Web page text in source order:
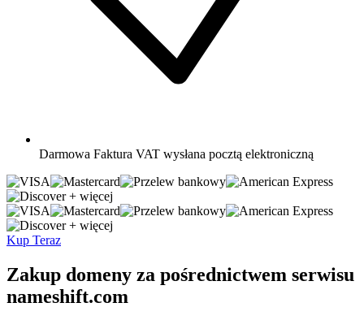
Darmowa Faktura VAT wysłana pocztą elektroniczną
+ więcej
+ więcej
Kup Teraz
Zakup domeny za pośrednictwem serwisu
nameshift.com